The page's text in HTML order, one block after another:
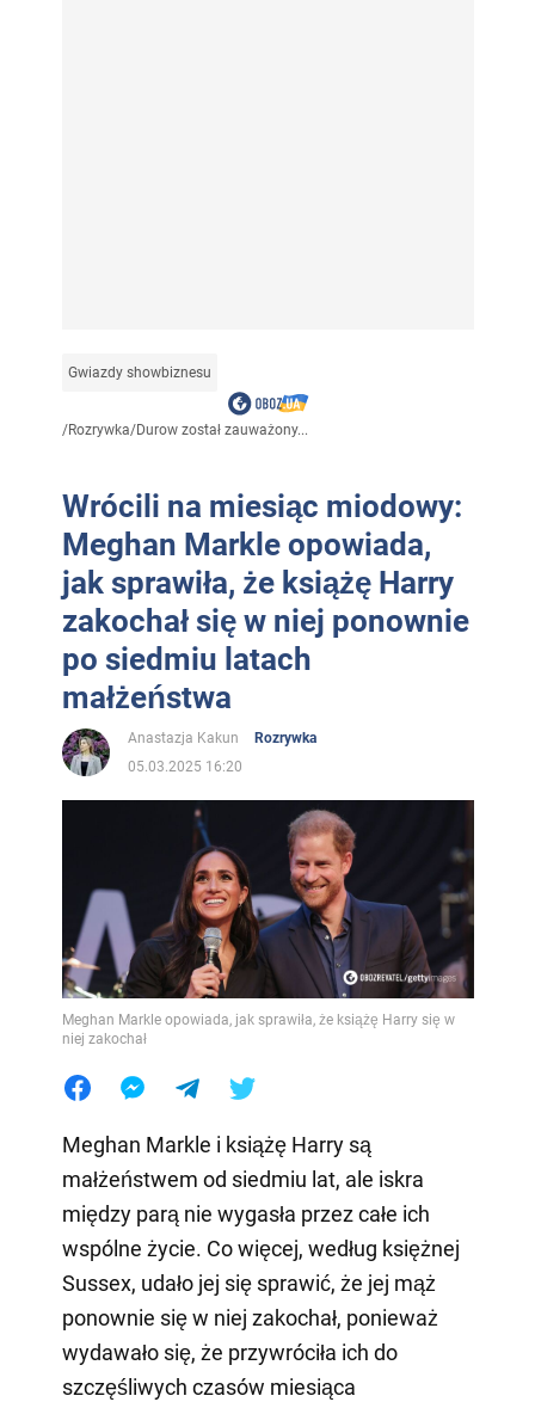
Gwiazdy showbiznesu
/Rozrywka/Durow został zauważony...
Wrócili na miesiąc miodowy:
Meghan Markle opowiada,
jak sprawiła, że książę Harry
zakochał się w niej ponownie
po siedmiu latach
małżeństwa
Anastazja Kakun
Rozrywka
05.03.2025 16:20
Meghan Markle opowiada, jak sprawiła, że książę Harry się w
niej zakochał
Meghan Markle i książę Harry są
małżeństwem od siedmiu lat, ale iskra
między parą nie wygasła przez całe ich
wspólne życie. Co więcej, według księżnej
Sussex, udało jej się sprawić, że jej mąż
ponownie się w niej zakochał, ponieważ
wydawało się, że przywróciła ich do
szczęśliwych czasów miesiąca